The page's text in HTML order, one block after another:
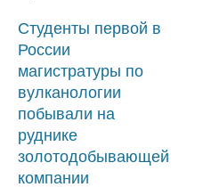
Студенты первой в
России
магистратуры по
вулканологии
побывали на
руднике
золотодобывающей
компании